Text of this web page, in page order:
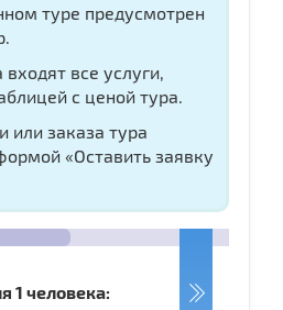
туре предусмотрен
все услуги,
с ценой тура.
или заказа тура
«Оставить заявку
1 человека: